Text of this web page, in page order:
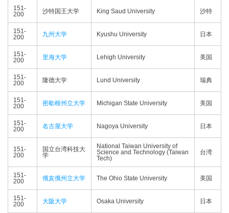
151-
200
沙特国王大学 King Saud University 沙特
151-
200
九州大学 Kyushu University 日本
151-
200
里海大学 Lehigh University 美国
151-
200
隆德大学 Lund University 瑞典
151-
200
密歇根州立大学 Michigan State University 美国
151-
200
名古屋大学 Nagoya University 日本
151-
200
国立台湾科技大
学
National Taiwan University of
Science and Technology (Taiwan
Tech)
台湾
151-
200
俄亥俄州立大学 The Ohio State University 美国
151-
200
大阪大学 Osaka University 日本